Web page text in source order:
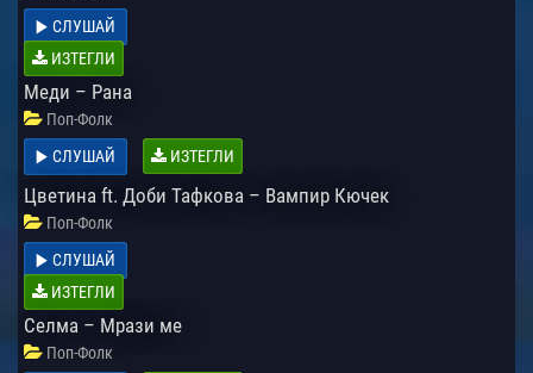
СЛУШАЙ
ИЗТЕГЛИ
Меди – Рана
Поп-Фолк
СЛУШАЙ
ИЗТЕГЛИ
Цветина ft. Доби Тафкова – Вампир Кючек
Поп-Фолк
СЛУШАЙ
ИЗТЕГЛИ
Селма – Мрази ме
Поп-Фолк